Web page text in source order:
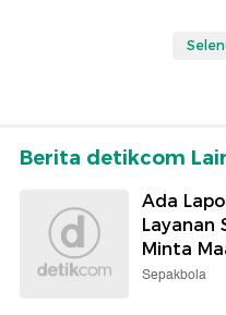
Berita detikcom
Ada
Layanan
Minta
Sepakbola